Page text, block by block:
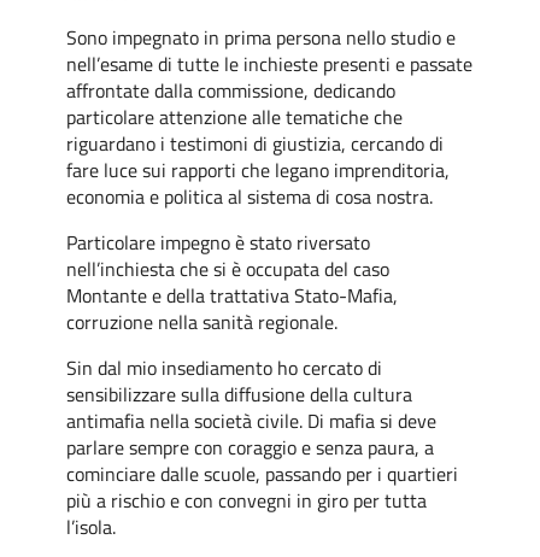
Sono impegnato in prima persona nello studio e
nell’esame di tutte le inchieste presenti e passate
affrontate dalla commissione, dedicando
particolare attenzione alle tematiche che
riguardano i testimoni di giustizia, cercando di
fare luce sui rapporti che legano imprenditoria,
economia e politica al sistema di cosa nostra.
Particolare impegno è stato riversato
nell’inchiesta che si è occupata del caso
Montante e della trattativa Stato-Mafia,
corruzione nella sanità regionale.
Sin dal mio insediamento ho cercato di
sensibilizzare sulla diffusione della cultura
antimafia nella società civile. Di mafia si deve
parlare sempre con coraggio e senza paura, a
cominciare dalle scuole, passando per i quartieri
più a rischio e con convegni in giro per tutta
l’isola.